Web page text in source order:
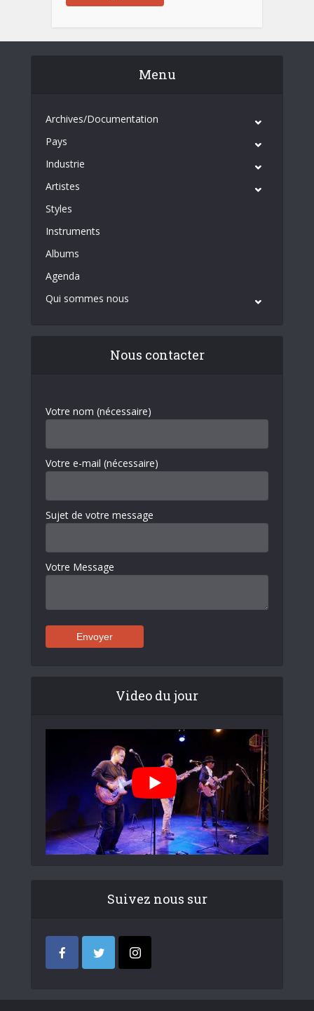
Menu
Archives/Documentation
Pays
Industrie
Artistes
Styles
Instruments
Albums
Agenda
Qui sommes nous
Nous contacter
Votre nom (nécessaire)
Votre e-mail (nécessaire)
Sujet de votre message
Votre Message
Video du jour
Suivez nous sur